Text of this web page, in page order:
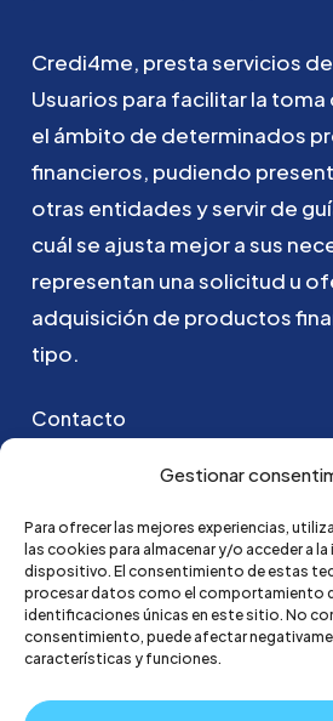
Gestionar
Para ofrecer las mejores experiencias,
las cookies para almacenar y/o acceder a
dispositivo. El consentimiento de estas
procesar datos como el comportamiento
identificaciones únicas en este sitio. No
consentimiento, puede afectar
características y funciones.
Credi4me, prestaservicios de
Usuarios para facilitarla toma
el ámbito de determinados
financieros, pudiendo
otras entidadesyservirde
cuálse ajusta mejorasus
representan unasolicitud u
adquisición de productos
tipo.
Contacto
Puedes ponerte en contacto
hola@credi4me.com